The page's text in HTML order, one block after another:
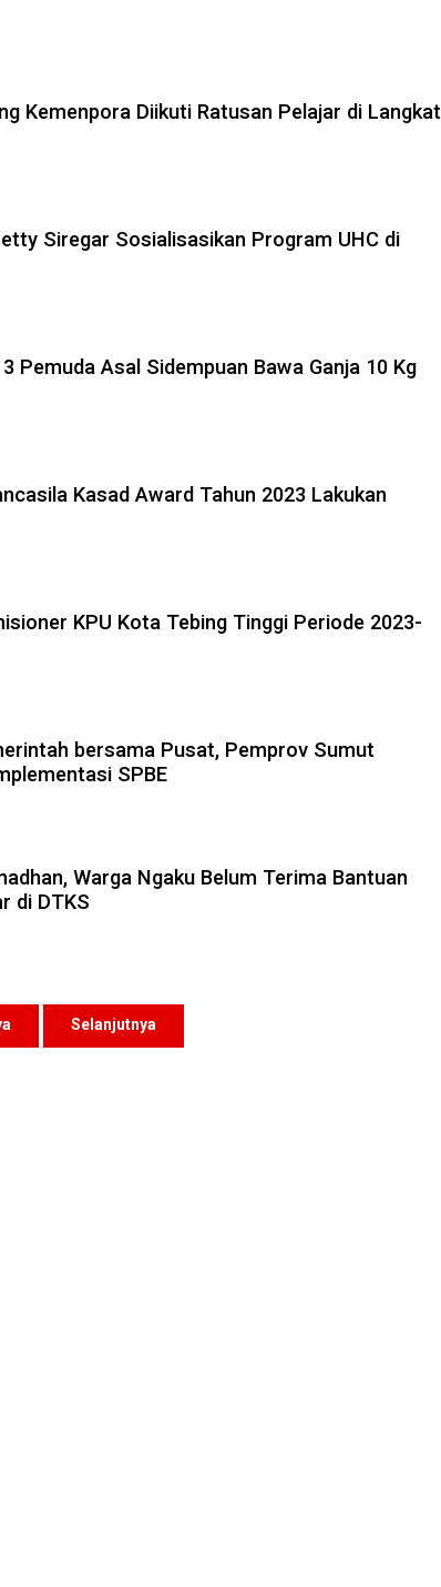
Kemenpora Diikuti Ratusan Pelajar di Langkat
Siregar Sosialisasikan Program UHC di
Pemuda Asal Sidempuan Bawa Ganja 10 Kg
Kasad Award Tahun 2023 Lakukan
KPU Kota Tebing Tinggi Periode 2023-
bersama Pusat, Pemprov Sumut
SPBE
Warga Ngaku Belum Terima Bantuan
di DTKS
Selanjutnya